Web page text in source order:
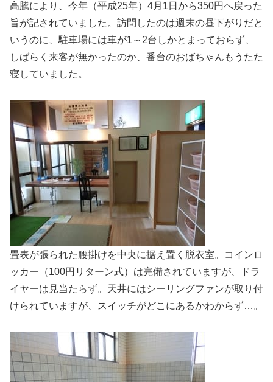
高騰により、今年（平成25年）4月1日から350円へ戻った
旨が記されていました。訪問したのは週末の昼下がりだと
いうのに、駐車場には車が1～2台しかとまっておらず、
しばらく来客が無かったのか、番台のおばちゃんもうたた
寝していました。
畳表が張られた腰掛けを中央に据え置く脱衣室。コインロ
ッカー（100円リターン式）は完備されていますが、ドラ
イヤーは見当たらず。天井にはシーリングファンが取り付
けられていますが、スイッチがどこにあるかわからず…。